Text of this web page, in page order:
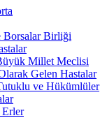
Borsalar Birliği
Millet Meclisi
Gelen Hastalar
ve Hükümlüler
Erler